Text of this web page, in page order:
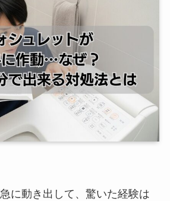
に動き出して、驚いた経験は